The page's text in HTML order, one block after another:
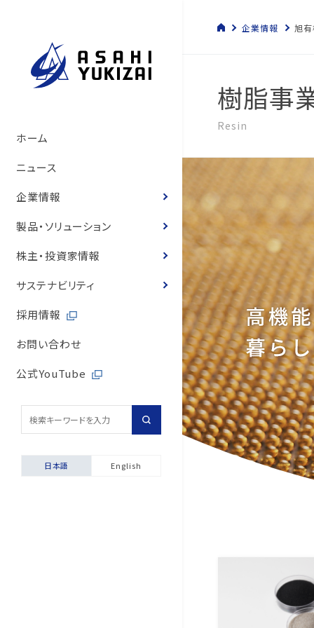
ホーム
ニュース
企業情報
トップメッセージ
旭有機材の事業
樹脂事業
水処理・資源開発事業
会社概要
企業理念
役員紹介
国内・海外事業拠点
グループ会社一覧
旭有機材の歴史
沿革
会社案内
製品・ソリューション
管材システム事業
カタログ
図面・取扱説明書
価格表
耐薬品表
ニュース
営業拠点
バルブサイジングソフト
安全データシート（SDS
配管診断
輸出貿易管理・該非判
自動発行サービス
樹脂事業
お客様の声
導入事例
登録商標のご紹介
フェノール樹脂ってなぁ
水処理・資源開発事業
お客様の声
お客様の声
株主・投資家情報
経営方針
事業等のリスク
コーポレート・ガバナンス
いて
役員紹介
役員報酬
内部統制体制構築の基
取締役会の実効性評価
概要
取引先からの相談・通
業績ハイライト
IR資料室
有価証券報告書
経営状況説明資料
株主通信
中期経営計画
統合報告書
株式情報
株主還元
株主総会
定款・株式取扱規程
株式諸手続き・株券の
電子公告
個人投資家の皆様へ
IRニュース
サステナビリティ
サステナビリティマネジメント
サステナビリティ基本
体制
8つのテーマ
環境マネジメントシス
品質マネジメントシス
事業と社会課題の関わり
E.環境
気候変動への取り組み
化学物質
ゼロエミッションと汚
環境・安全報告書
S.社会
人権の尊重
健康経営
労働安全衛生
保安防災
知的財産への投資
お客様との公正・適切
取引先との公正・適切
地域社会への貢献
マルチステークホルダ
G.ガバナンス
て
役員紹介
役員報酬
リスクマネジメント
コンプライアンス
内部統制体制の基本方
内部統制体制
取引先からの相談・通
採用情報
お問い合わせ
公式YouTube
日本語 English
企業情報 旭
樹脂事
Resin